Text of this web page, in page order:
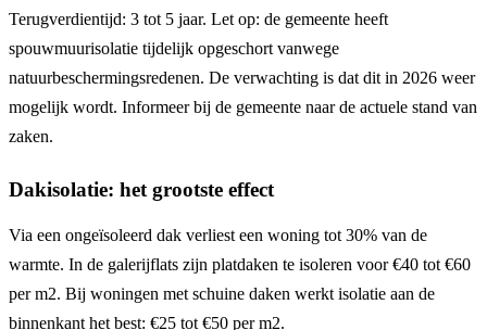
Terugverdientijd: 3 tot 5 jaar. Let op: de gemeente heeft
spouwmuurisolatie tijdelijk opgeschort vanwege
natuurbeschermingsredenen. De verwachting is dat dit in 2026 weer
mogelijk wordt. Informeer bij de gemeente naar de actuele stand van
zaken.
Dakisolatie: het grootste effect
Via een ongeïsoleerd dak verliest een woning tot 30% van de
warmte. In de galerijflats zijn platdaken te isoleren voor €40 tot €60
per m2. Bij woningen met schuine daken werkt isolatie aan de
binnenkant het best: €25 tot €50 per m2.